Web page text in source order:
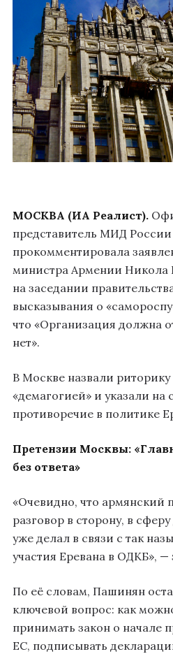
МОСКВА (ИА Реалист).
представитель МИД
прокомментировала
министра Армении Никола
на заседании
высказывания о
что «Организация должна
нет».
В Москве назвали
«демагогией» и указали на
противоречие в политике
Претензии Москвы:
без ответа»
«Очевидно, что армянский
разговор в сторону, в
уже делал в связи с так
участия Еревана в ОДКБ», —
По её словам, Пашинян
ключевой вопрос: как
принимать закон о начале
ЕС, подписывать